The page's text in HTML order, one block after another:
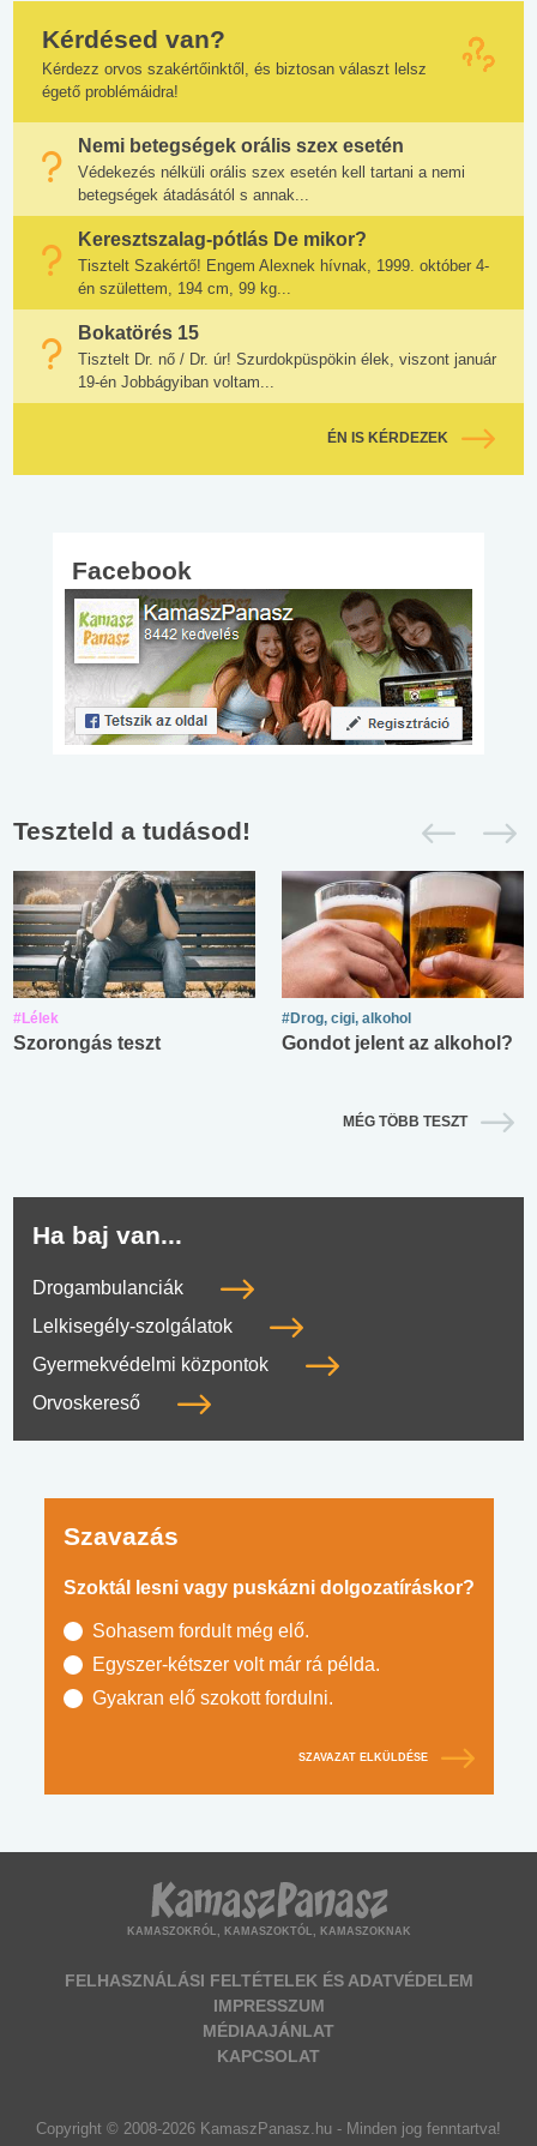
Kérdésed van?
Kérdezz orvos szakértőinktől, és biztosan választ lelsz
égető problémáidra!
Nemi betegségek orális szex esetén
Védekezés nélküli orális szex esetén kell tartani a nemi
betegségek átadásától s annak...
Keresztszalag-pótlás De mikor?
Tisztelt Szakértő! Engem Alexnek hívnak, 1999. október 4-
én születtem, 194 cm, 99 kg...
Bokatörés 15
Tisztelt Dr. nő / Dr. úr! Szurdokpüspökin élek, viszont január
19-én Jobbágyiban voltam...
ÉN IS KÉRDEZEK
Facebook
Teszteld a tudásod!
#Lélek
Szorongás teszt
#Drog, cigi, alkohol
Gondot jelent az alkohol?
MÉG TÖBB TESZT
Ha baj van...
Drogambulanciák
Lelkisegély-szolgálatok
Gyermekvédelmi központok
Orvoskereső
Szavazás
Szoktál lesni vagy puskázni dolgozatíráskor?
Sohasem fordult még elő.
Egyszer-kétszer volt már rá példa.
Gyakran elő szokott fordulni.
SZAVAZAT ELKÜLDÉSE
KAMASZOKRÓL, KAMASZOKTÓL, KAMASZOKNAK
FELHASZNÁLÁSI FELTÉTELEK ÉS ADATVÉDELEM
IMPRESSZUM
MÉDIAAJÁNLAT
KAPCSOLAT
Copyright © 2008-2026 KamaszPanasz.hu - Minden jog fenntartva!